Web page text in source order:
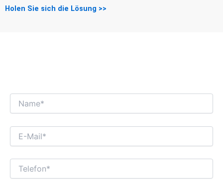
Holen Sie sich die Lösung >>